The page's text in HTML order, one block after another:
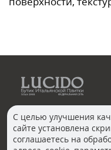
КОНТАКТЫ
С целью улучшения
сайте установлена
соглашаетесь на